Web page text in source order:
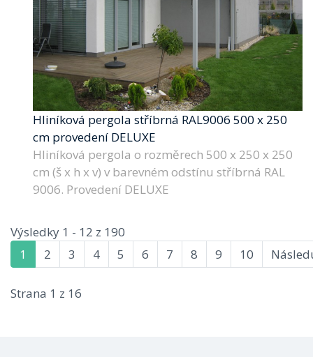
Hliníková pergola stříbrná RAL9006 500 x 250
cm provedení DELUXE
Hliníková pergola o rozměrech 500 x 250 x 250
cm (š x h x v) v barevném odstínu stříbrná RAL
9006. Provedení DELUXE
Výsledky 1 - 12 z 190
1
2 3 4 5 6 7 8 9 10
Strana 1 z 16